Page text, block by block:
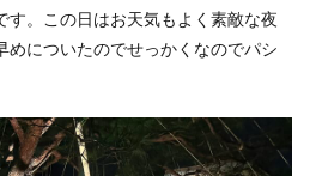
す。この日はお天気もよく素敵な夜
めについたのでせっかくなのでパシ